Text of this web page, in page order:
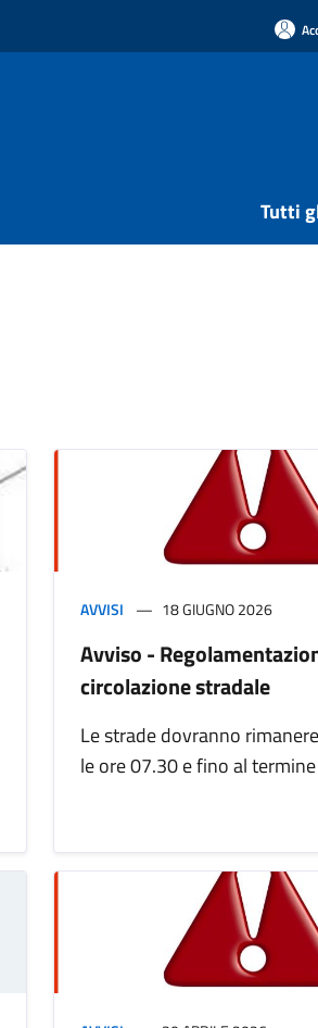
Tutti
AVVISI 18 GIUGNO 2026
Avviso -
circolazione stradale
Le strade dovranno
le ore 07.30 e fino al